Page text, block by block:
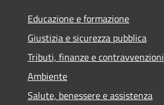
Educazione e formazione
Giustizia e sicurezza pubblica
Tributi, finanze e contravvenzioni
Ambiente
Salute, benessere e assistenza